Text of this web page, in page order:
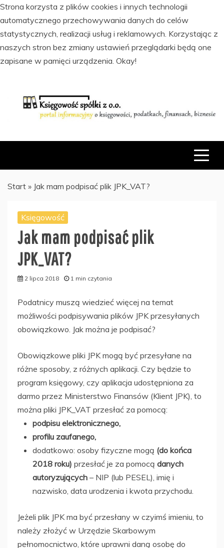
Strona korzysta z plików cookies i innych technologii
automatycznego przechowywania danych do celów
statystycznych, realizacji usług i reklamowych. Korzystając z
naszych stron bez zmiany ustawień przeglądarki będą one
zapisane w pamięci urządzenia. Okay!
FINANSACH I BIZNESIE
Start » Jak mam podpisać plik JPK_VAT?
Księgowość
Jak mam podpisać plik
JPK_VAT?
2 lipca 2018 1 min czytania
Podatnicy muszą wiedzieć więcej na temat
możliwości podpisywania plików JPK przesyłanych
obowiązkowo. Jak można je podpisać?
Obowiązkowe pliki JPK mogą być przesyłane na
różne sposoby, z różnych aplikacji. Czy będzie to
program księgowy, czy aplikacja udostępniona za
darmo przez Ministerstwo Finansów (Klient JPK), to
można pliki JPK_VAT przesłać za pomocą:
podpisu elektronicznego,
profilu zaufanego,
dodatkowo: osoby fizyczne mogą (do końca
2018 roku) przesłać je za pomocą danych
autoryzujących – NIP (lub PESEL), imię i
nazwisko, data urodzenia i kwota przychodu.
Jeżeli plik JPK ma być przesłany w czyimś imieniu, to
należy złożyć w Urzędzie Skarbowym
pełnomocnictwo, które uprawni daną osobę do